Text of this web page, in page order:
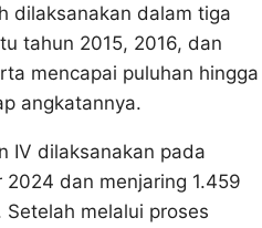
dilaksanakan dalam tiga
tahun 2015, 2016, dan
mencapai puluhan hingga
angkatannya.
IV dilaksanakan pada
dan menjaring 1.459
melalui proses